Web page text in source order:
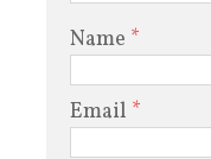
Name *
Email *